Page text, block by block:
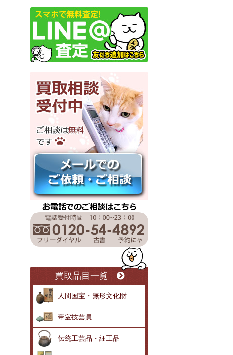
買取品目一覧
人間国宝・無形文化財
帝室技芸員
伝統工芸品・細工品